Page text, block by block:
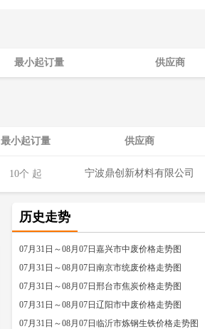
最小起订量 供应商
最小起订量 供应商
10个 起 宁波鼎创新材料有限公司
历史走势
07月31日～08月07日嘉兴市中废价格走势图
07月31日～08月07日南京市统废价格走势图
07月31日～08月07日邢台市焦炭价格走势图
07月31日～08月07日辽阳市中废价格走势图
07月31日～08月07日临沂市炼钢生铁价格走势图